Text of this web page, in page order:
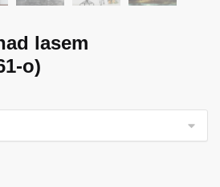
lasem
o)